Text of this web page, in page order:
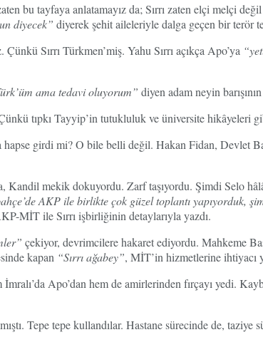
bu tayfaya anlatamayız da; Sırrı zaten elçi melçi
diyecek” diyerek şehit aileleriyle dalga geçen bir terör
Sırrı Türkmen’miş. Yahu Sırrı açıkça Apo’ya
ama tedavi oluyorum” diyen adam neyin
tıpkı Tayyip’in tutukluluk ve üniversite hikâyeleri
girdi mi? O bile belli değil. Hakan Fidan, Devlet
mekik dokuyordu. Zarf taşıyordu. Şimdi Selo
AKP ile birlikte çok güzel toplantı yapıyorduk,
MİT ile Sırrı işbirliğinin detaylarıyla yazdı.
çekiyor, devrimcilere hakaret ediyordu. Mahkeme
kapan “Sırrı ağabey”, MİT’in hizmetlerine ihtiyacı
Apo’dan hem de amirlerinden fırçayı yedi.
Tepe tepe kullandılar. Hastane sürecinde de,